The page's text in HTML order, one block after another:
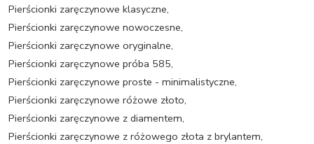
Pierścionki zaręczynowe klasyczne,
Pierścionki zaręczynowe nowoczesne,
Pierścionki zaręczynowe oryginalne,
Pierścionki zaręczynowe próba 585,
Pierścionki zaręczynowe proste - minimalistyczne,
Pierścionki zaręczynowe różowe złoto,
Pierścionki zaręczynowe z diamentem,
Pierścionki zaręczynowe z różowego złota z brylantem,